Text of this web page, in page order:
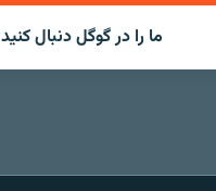
ما را در گوگل دنبال کنید